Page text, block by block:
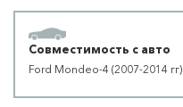
Совместимость с авто
Ford Mondeo-4 (2007-2014 гг)